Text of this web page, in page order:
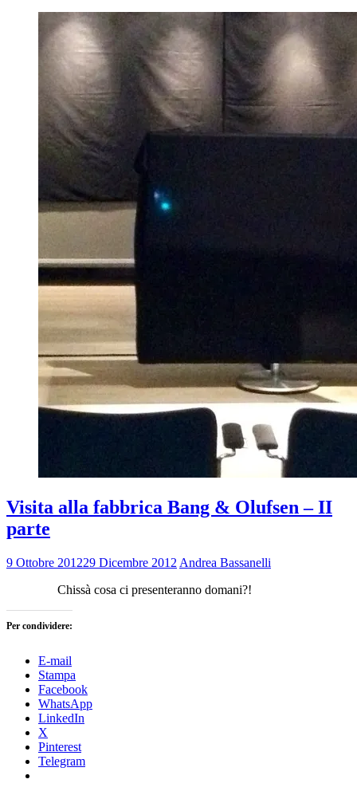
Visita alla fabbrica Bang & Olufsen – II
parte
9 Ottobre 201229 Dicembre 2012 Andrea Bassanelli
Chissà cosa ci presenteranno domani?!
Per condividere:
E-mail
Stampa
Facebook
WhatsApp
LinkedIn
X
Pinterest
Telegram